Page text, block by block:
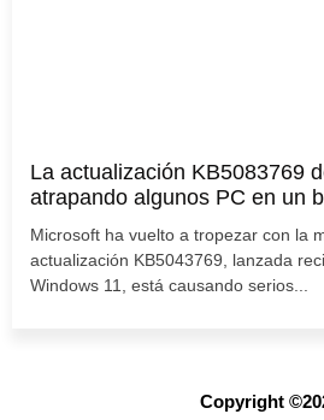
La actualización KB5083769
atrapando algunos PC en un
Microsoft ha vuelto a tropezar con la
actualización KB5043769, lanzada
Windows 11, está causando serios...
Copyright